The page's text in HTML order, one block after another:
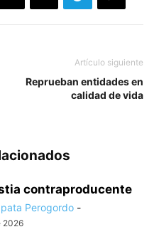
Artículo siguiente
Reprueban entidades en
calidad de vida
contraproducente
Perogordo -
2026